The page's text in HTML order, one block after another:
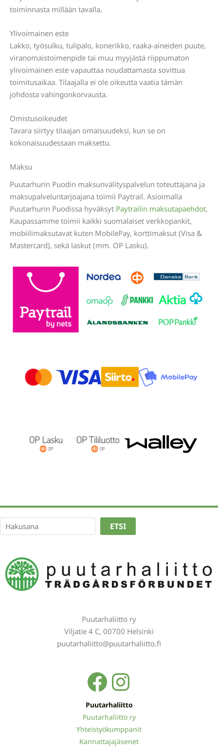
toiminnasta millään tavalla.
Ylivoimainen este
Lakko, työsulku, tulipalo, konerikko, raaka-aineiden puute,
viranomaistoimenpide tai muu myyjästä riippumaton
ylivoimainen este vapauttaa noudattamasta sovittua
toimitusaikaa. Tilaajalla ei ole oikeutta vaatia tämän
johdosta vahingonkorvausta.
Omistusoikeudet
Tavara siirtyy tilaajan omaisuudeksi, kun se on
kokonaisuudessaan maksettu.
Maksu
Puutarhurin Puodin maksunvälityspalvelun toteuttajana ja
maksupalveluntarjoajana toimii Paytrail. Asioimalla
Puutarhurin Puodissa hyväksyt Paytrailin maksutapaehdot.
Kaupassamme toimii kaikki suomalaiset verkkopankit,
mobiilimaksutavat kuten MobilePay, korttimaksut (Visa &
Mastercard), sekä laskut (mm. OP Lasku).
Etsi
ETSI
Puutarhaliitto ry
Viljatie 4 C, 00700 Helsinki
puutarhaliitto@puutarhaliitto.fi
Facebook
Puutarhaliitto
Puutarhaliitto ry
Yhteistyökumppanit
Kannattajajäsenet